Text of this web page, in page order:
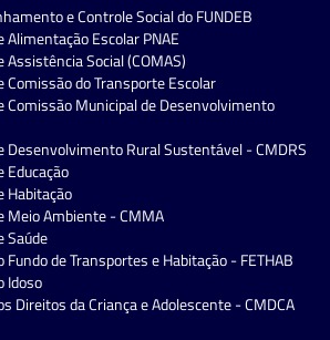
e Controle Social do FUNDEB
Escolar PNAE
Social (COMAS)
Comissão do Transporte Escolar
Comissão Municipal de Desenvolvimento
Desenvolvimento Rural Sustentável - CMDRS
Educação
Habitação
Meio Ambiente - CMMA
Saúde
de Transportes e Habitação - FETHAB
Idoso
Direitos da Criança e Adolescente - CMDCA